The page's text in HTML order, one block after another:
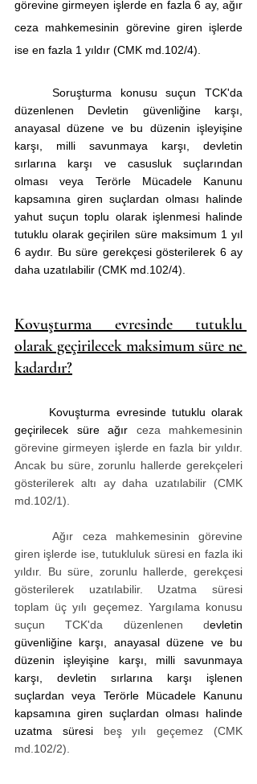
görevine girmeyen işlerde en fazla 6 ay, ağır
ceza mahkemesinin görevine giren işlerde
ise en fazla 1 yıldır (CMK md.102/4).
düzenlenen Devletin güvenliğine karşı,
anayasal düzene ve bu düzenin işleyişine
karşı, milli savunmaya karşı, devletin
sırlarına karşı ve casusluk suçlarından
olması veya Terörle Mücadele Kanunu
kapsamına giren suçlardan olması halinde
yahut suçun toplu olarak işlenmesi halinde
tutuklu olarak geçirilen süre maksimum 1 yıl
6 aydır. Bu süre gerekçesi gösterilerek 6 ay
daha uzatılabilir (CMK md.102/4).
Kovuşturma evresinde tutuklu
olarak geçirilecek maksimum süre ne
kadardır?
geçirilecek süre ağır ceza mahkemesinin
görevine girmeyen işlerde en fazla bir yıldır.
Ancak bu süre, zorunlu hallerde gerekçeleri
gösterilerek altı ay daha uzatılabilir (CMK
md.102/1).
Ağır ceza mahkemesinin görevine
giren işlerde ise, tutukluluk süresi en fazla iki
yıldır. Bu süre, zorunlu hallerde, gerekçesi
gösterilerek uzatılabilir. Uzatma süresi
toplam üç yılı geçemez. Yargılama konusu
suçun TCK'da düzenlenen devletin
güvenliğine karşı, anayasal düzene ve bu
düzenin işleyişine karşı, milli savunmaya
karşı, devletin sırlarına karşı işlenen
suçlardan veya Terörle Mücadele Kanunu
kapsamına giren suçlardan olması halinde
uzatma süresi beş yılı geçemez (CMK
md.102/2).